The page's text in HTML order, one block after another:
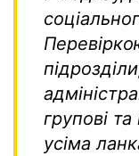
групові та
усіма